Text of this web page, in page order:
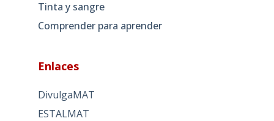
Tinta y sangre
Comprender para aprender
Enlaces
DivulgaMAT
ESTALMAT